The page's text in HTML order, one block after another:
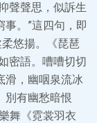
聲聲思，似訴生
。”這四句，即
悠揚。《琵琶
密語。嘈嘈切切
滑，幽咽泉流冰
別有幽愁暗恨
舞《霓裳羽衣